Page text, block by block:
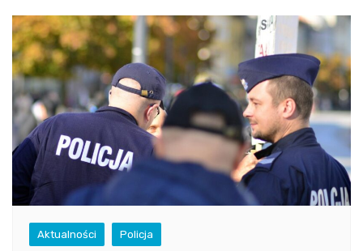
Aktualności Policja